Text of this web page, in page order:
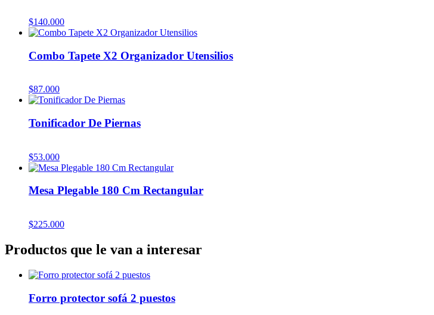
$140.000
Combo Tapete X2 Organizador Utensilios
$87.000
Tonificador De Piernas
$53.000
Mesa Plegable 180 Cm Rectangular
$225.000
Productos que le van a interesar
Forro protector sofá 2 puestos